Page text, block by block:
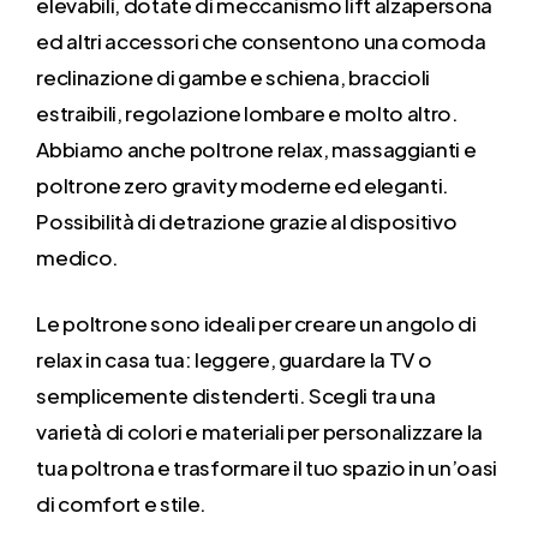
ed altri accessori che consentono una comoda
reclinazione di gambe e schiena, braccioli
estraibili, regolazione lombare e molto altro.
Abbiamo anche poltrone relax, massaggianti e
poltrone zero gravity moderne ed eleganti.
Possibilità di detrazione grazie al dispositivo
medico.
Le poltrone sono ideali per creare un angolo di
relax in casa tua: leggere, guardare la TV o
semplicemente distenderti. Scegli tra una
varietà di colori e materiali per personalizzare la
tua poltrona e trasformare il tuo spazio in un’oasi
di comfort e stile.